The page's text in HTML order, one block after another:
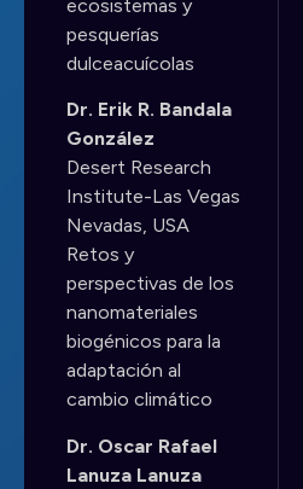
ecosistemas y
pesquerías
dulceacuícolas
Dr. Erik R. Bandala
González
Desert Research
Institute-Las Vegas
Nevadas, USA
Retos y
perspectivas de los
nanomateriales
biogénicos para la
adaptación al
cambio climático
Dr. Oscar Rafael
Lanuza Lanuza